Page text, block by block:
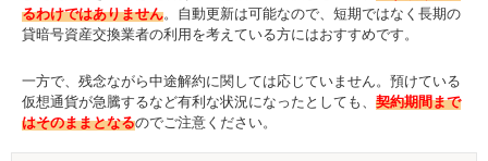
るわけではありません。自動更新は可能なので、短期ではなく長期の
貸暗号資産交換業者の利用を考えている方にはおすすめです。
一方で、残念ながら中途解約に関しては応じていません。預けている
仮想通貨が急騰するなど有利な状況になったとしても、 契約期間まで
はそのままとなるのでご注意ください。